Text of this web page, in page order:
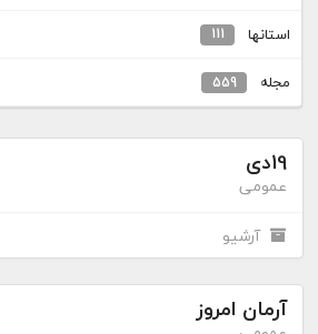
استانها 111
مجله 559
19دی
عمومی
آرشیو
آرمان امروز